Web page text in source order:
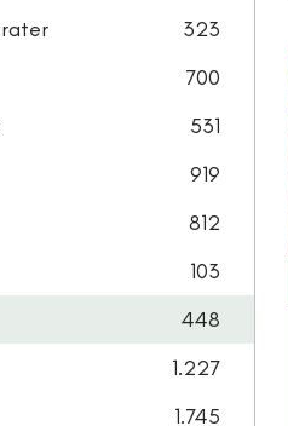
323
700
531
919
812
103
448
1.227
1.745